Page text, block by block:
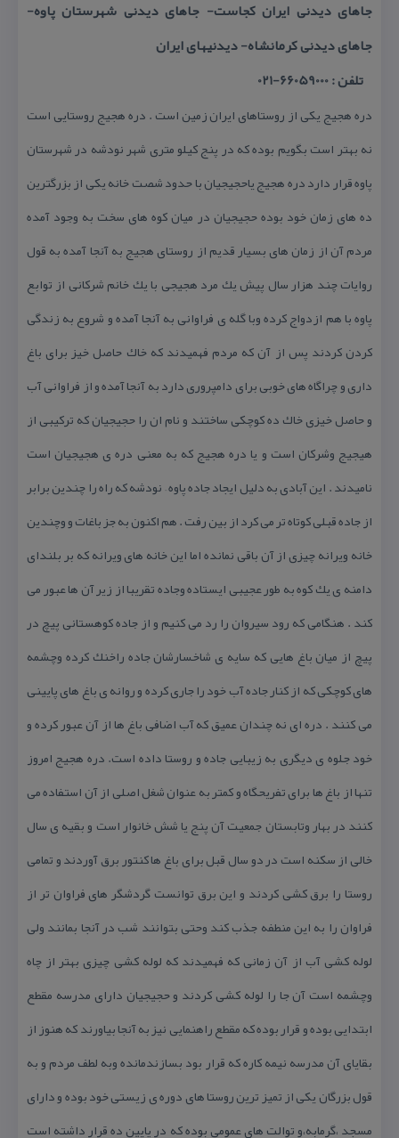
جاهای دیدنی ایران كجاست- جاهای دیدنی شهرستان پاوه-
جاهای دیدنی كرمانشاه- دیدنیهای ایران
تلفن : 66059000-021
دره هجیج یكی از روستاهای ایران زمین است . دره هجیج روستایی است
نه بهتر است بگویم بوده كه در پنج كیلو متری شهر نودشه در شهرستان
پاوه قرار دارد دره هجیج یاحجیجیان با حدود شصت خانه یكی از بزرگترین
ده های زمان خود بوده حجیجیان در میان كوه های سخت به وجود آمده
مردم آن از زمان های بسیار قدیم از روستای هجیج به آنجا آمده به قول
روایات چند هزار سال پیش یك مرد هجیجی با یك خانم شركانی از توابع
پاوه با هم ازدواج كرده وبا گله ی فراوانی به آنجا آمده و شروع به زندگی
كردن كردند پس از آن كه مردم فهمیدند كه خاك حاصل خیز برای باغ
داری و چراگاه های خوبی برای دامپروری دارد به آنجا آمده و از فراوانی آب
و حاصل خیزی خاك ده كوچكی ساختند و نام ان را حجیجیان كه تركیبی از
هیجیج وشركان است و یا دره هجیج كه به معنی دره ی هجیجیان است
نامیدند . این آبادی به دلیل ایجاد جاده پاوه – نودشه كه راه را چندین برابر
از جاده قبلی كوتاه تر می كرد از بین رفت . هم اكنون به جز باغات و وچندین
خانه ویرانه چیزی از آن باقی نمانده اما این خانه های ویرانه كه بر بلندای
دامنه ی یك كوه به طور عجیبی ایستاده وجاده تقریبا از زیر آن ها عبور می
كند . هنگامی كه رود سیروان را رد می كنیم و از جاده كوهستانی پیچ در
پیچ از میان باغ هایی كه سایه ی شاخسارشان جاده راخنك كرده وچشمه
های كوچكی كه از كنار جاده آب خود را جاری كرده و روانه ی باغ های پایینی
می كنند . دره ای نه چندان عمیق كه آب اضافی باغ ها از آن عبور كرده و
خود جلوه ی دیگری به زیبایی جاده و روستا داده است. دره هجیج امروز
تنها از باغ ها برای تفریحگاه و كمتر به عنوان شغل اصلی از آن استفاده می
كنند در بهار وتابستان جمعیت آن پنج یا شش خانوار است و بقیه ی سال
خالی از سكنه است در دو سال قبل برای باغ ها كنتور برق آوردند و تمامی
روستا را برق كشی كردند و این برق توانست گردشگر های فراوان تر از
فراوان را به این منطفه جذب كند وحتی بتوانند شب در آنجا بمانند ولی
لوله كشی آب از آن زمانی كه فهمیدند كه لوله كشی چیزی بهتر از چاه
وچشمه است آن جا را لوله كشی كردند و حجیجیان دارای مدرسه مقطع
ابتدایی بوده و قرار بوده كه مقطع راهنمایی نیز به آنجا بیاورند كه هنوز از
بقایای آن مدرسه نیمه كاره كه قرار بود بسازندمانده وبه لطف مردم و به
قول بزرگان یكی از تمیز ترین روستا های دوره ی زیستی خود بوده و دارای
مسجد ،گرمابه،و توالت های عمومی بوده كه در پایین ده قرار داشته است